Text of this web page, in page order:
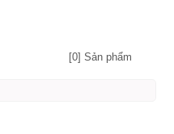
[0] Sản phẩm